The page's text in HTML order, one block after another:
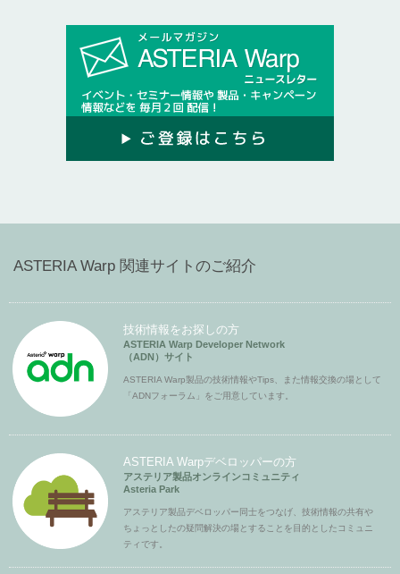
ASTERIA Warp 関連サイトのご紹介
技術情報をお探しの方
ASTERIA Warp Developer Network
（ADN）サイト
ASTERIA Warp製品の技術情報やTips、また情報交換の場として
「ADNフォーラム」をご用意しています。
ASTERIA Warpデベロッパーの方
アステリア製品オンラインコミュニティ
Asteria Park
アステリア製品デベロッパー同士をつなげ、技術情報の共有や
ちょっとしたの疑問解決の場とすることを目的としたコミュニ
ティです。